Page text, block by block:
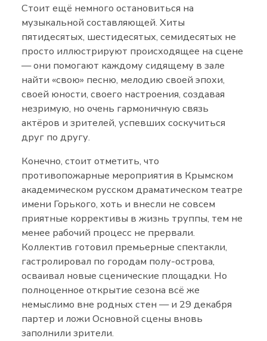
Стоит ещё немного остановиться на
музыкальной составляющей. Хиты
пятидесятых, шестидесятых, семидесятых не
просто иллюстрируют происходящее на сцене
— они помогают каждому сидящему в зале
найти «свою» песню, мелодию своей эпохи,
своей юности, своего настроения, создавая
незримую, но очень гармоничную связь
актёров и зрителей, успевших соскучиться
друг по другу.
Конечно, стоит отметить, что
противопожарные мероприятия в Крымском
академическом русском драматическом театре
имени Горького, хоть и внесли не совсем
приятные коррективы в жизнь труппы, тем не
менее рабочий процесс не прервали.
Коллектив готовил премьерные спектакли,
гастролировал по городам полу-острова,
осваивал новые сценические площадки. Но
полноценное открытие сезона всё же
немыслимо вне родных стен — и 29 декабря
партер и ложи Основной сцены вновь
заполнили зрители.